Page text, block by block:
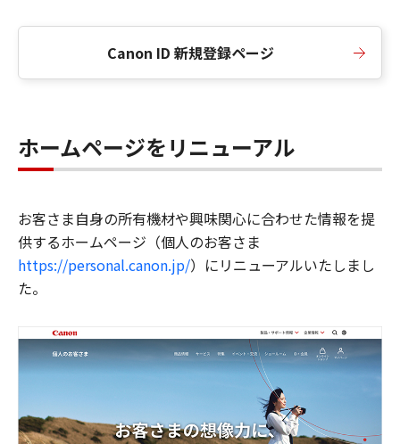
Canon ID 新規登録ページ
ホームページをリニューアル
お客さま自身の所有機材や興味関心に合わせた情報を提
供するホームページ（個人のお客さま
https://personal.canon.jp/）にリニューアルいたしまし
た。